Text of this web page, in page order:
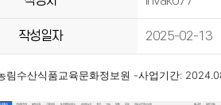
작성일자 2025-02-13
림수산식품교육문화정보원 -사업기간: